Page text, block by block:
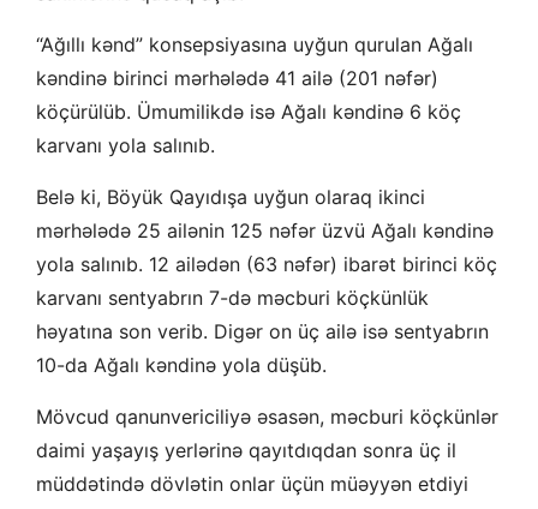
“Ağıllı kənd” konsepsiyasına uyğun qurulan Ağalı
kəndinə birinci mərhələdə 41 ailə (201 nəfər)
köçürülüb. Ümumilikdə isə Ağalı kəndinə 6 köç
karvanı yola salınıb.
Belə ki, Böyük Qayıdışa uyğun olaraq ikinci
mərhələdə 25 ailənin 125 nəfər üzvü Ağalı kəndinə
yola salınıb. 12 ailədən (63 nəfər) ibarət birinci köç
karvanı sentyabrın 7-də məcburi köçkünlük
həyatına son verib. Digər on üç ailə isə sentyabrın
10-da Ağalı kəndinə yola düşüb.
Mövcud qanunvericiliyə əsasən, məcburi köçkünlər
daimi yaşayış yerlərinə qayıtdıqdan sonra üç il
müddətində dövlətin onlar üçün müəyyən etdiyi